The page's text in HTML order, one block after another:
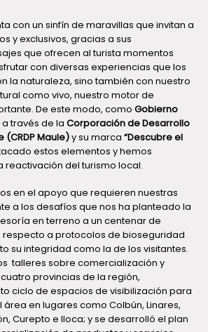
con un sinfín de maravillas que invitan a
y exclusivos, gracias a sus
que ofrecen al turista momentos
con diversas experiencias que los
la naturaleza, sino también con nuestro
como vivo, nuestro motor de
De este modo, como Gobierno
través de la Corporación de Desarrollo
(CRDP Maule)y su marca “Descubre el
estos elementos y hemos
reactivación del turismo local.
en el apoyo que requieren nuestras
a los desafíos que nos ha planteado la
en terreno a un centenar de
respecto a protocolos de bioseguridad
su integridad como la de los visitantes.
talleres sobre comercialización y
provincias de la región,
ciclo de espacios de visibilización para
en lugares como Colbún, Linares,
Curepto e Iloca; y se desarrolló el plan